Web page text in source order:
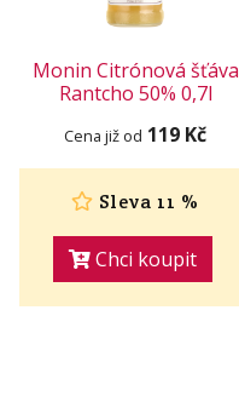
Monin Citrónová šťáva
Rantcho 50% 0,7l
Cena již od 119 Kč
Sleva 11 %
Chci koupit